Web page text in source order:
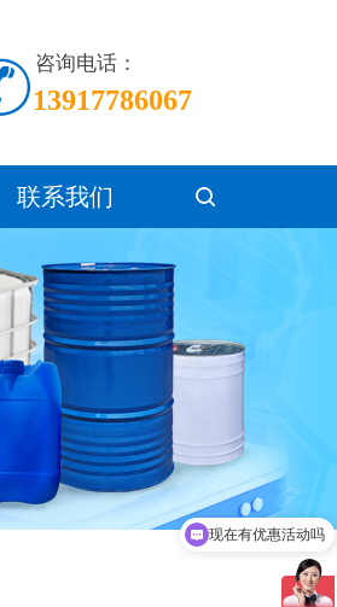
咨询电话：
13917786067
联系我们
现在有优惠活动吗